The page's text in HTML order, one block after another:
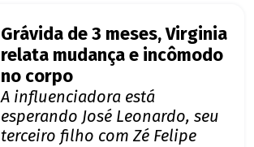
Grávida de 3 meses, Virginia
relata mudança e incômodo
no corpo
A influenciadora está
esperando José Leonardo, seu
terceiro filho com Zé Felipe